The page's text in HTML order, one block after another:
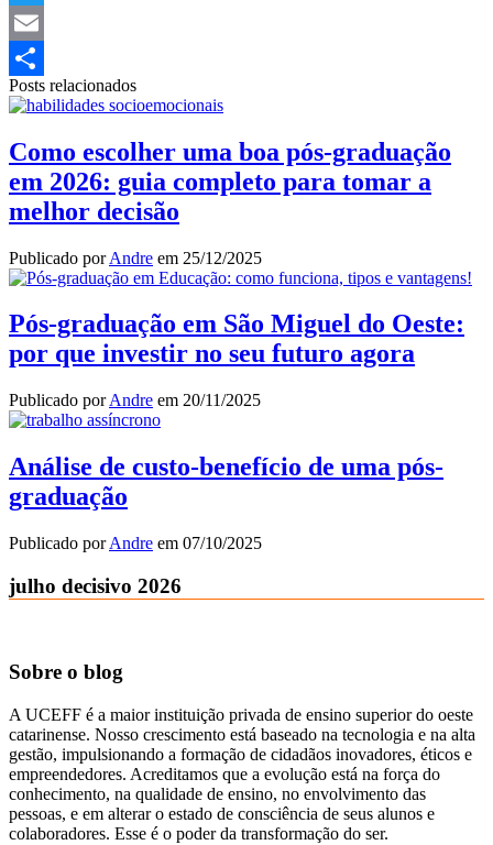
Twitter
Email
Share
Posts relacionados
Como escolher uma boa pós-graduação
em 2026: guia completo para tomar a
melhor decisão
Publicado porAndre em 25/12/2025
Pós-graduação em São Miguel do Oeste:
por que investir no seu futuro agora
Publicado porAndre em 20/11/2025
Análise de custo-benefício de uma pós-
graduação
Publicado porAndre em 07/10/2025
julho decisivo 2026
Sobre o blog
A UCEFF é a maior instituição privada de ensino superior do oeste
catarinense. Nosso crescimento está baseado na tecnologia e na alta
gestão, impulsionando a formação de cidadãos inovadores, éticos e
empreendedores. Acreditamos que a evolução está na força do
conhecimento, na qualidade de ensino, no envolvimento das
pessoas, e em alterar o estado de consciência de seus alunos e
colaboradores. Esse é o poder da transformação do ser.